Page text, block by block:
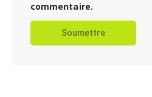
commentaire.